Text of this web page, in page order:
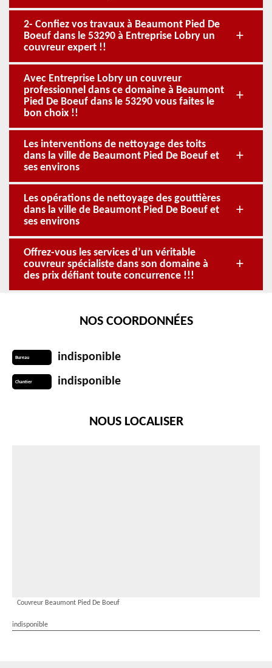
2- Confiez vos travaux à Beaumont Pied De
Boeuf dans le 53290 à Entreprise Lobry un
couvreur expert !!
Avec Entreprise Lobry un couvreur
professionnel dans ce domaine à Beaumont
Pied De Boeuf dans le 53290 vous faites le
bon choix !!
Les interventions de nettoyage des toits
dans la ville de Beaumont Pied De Boeuf et
ses environs
Les opérations de nettoyage des gouttières
dans la ville de Beaumont Pied De Boeuf et
ses environs
Offrez-vous les services d’un véritable
couvreur spécialiste dans son domaine à
des prix défiant toute concurrence !!!
NOS COORDONNÉES
Bureau indisponible
Chantier indisponible
NOUS LOCALISER
Couvreur Beaumont Pied De Boeuf
indisponible